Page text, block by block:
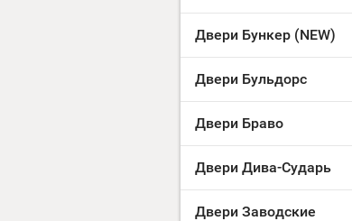
Двери Бункер (NEW)
Двери Бульдорс
Двери Браво
Двери Дива-Сударь
Двери Заводские